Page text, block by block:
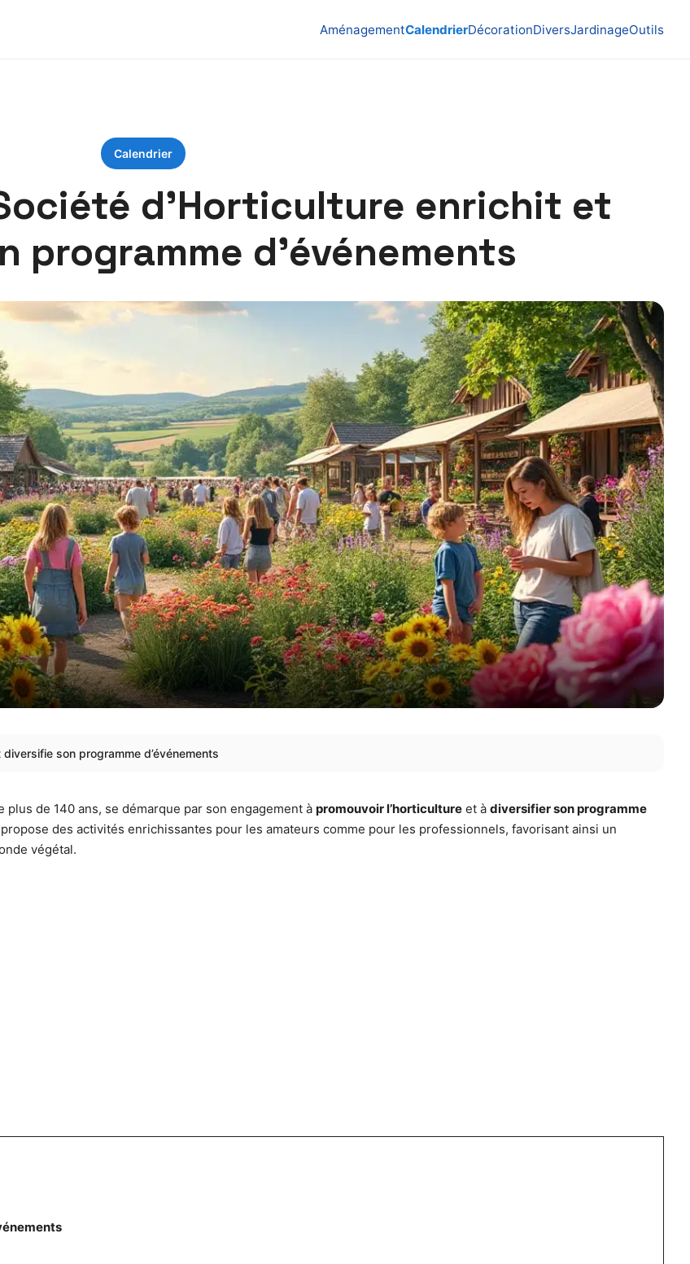
AménagementCalendrierDécorationDiversJardinageOutils
Calendrier
d’Horticulture enrichit et
programme d’événements
son programme d’événements
de 140 ans, se démarque par son engagement à promouvoir l’horticulture et à diversifier son programme
des activités enrichissantes pour les amateurs comme pour les professionnels, favorisant ainsi un
végétal.